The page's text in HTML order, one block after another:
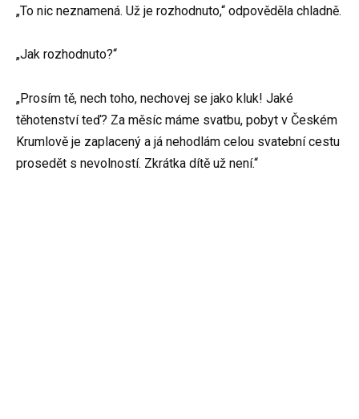
„To nic neznamená. Už je rozhodnuto,“ odpověděla chladně.
„Jak rozhodnuto?“
„Prosím tě, nech toho, nechovej se jako kluk! Jaké
těhotenství teď? Za měsíc máme svatbu, pobyt v Českém
Krumlově je zaplacený a já nehodlám celou svatební cestu
prosedět s nevolností. Zkrátka dítě už není.“